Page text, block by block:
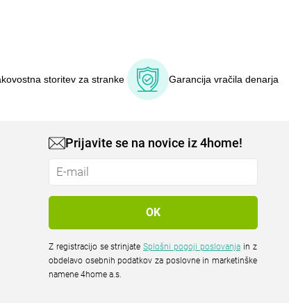
storitev za stranke Garancija vračila denarja
Prijavite se na novice iz 4home!
Z registracijo se strinjateSplošni pogoji poslovanja
obdelavo osebnih podatkov za poslovne in marketinške
namene 4home a.s.